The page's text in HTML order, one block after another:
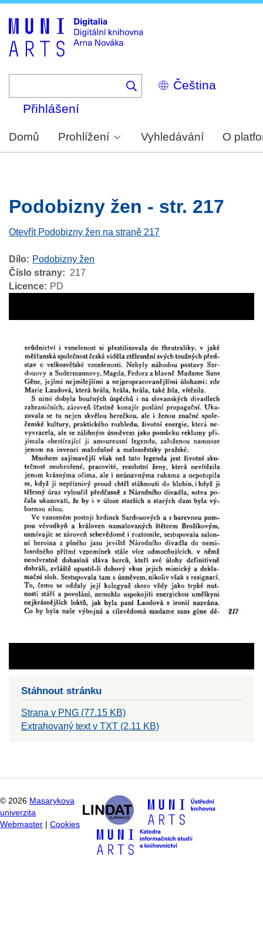
Select
your
Přihlášení
Domů Prohlížení Vyhledávání O
Podobizny žen - str. 217
Otevřít Podobizny žen na straně 217
Dílo
Podobizny žen
Číslo strany
217
Licence
PD
Stáhnout stránku
Strana v PNG (77.15 KB)
Extrahovaný text v TXT (2.11 KB)
© 2026 Masarykova
univerzita
Webmaster
Cookies